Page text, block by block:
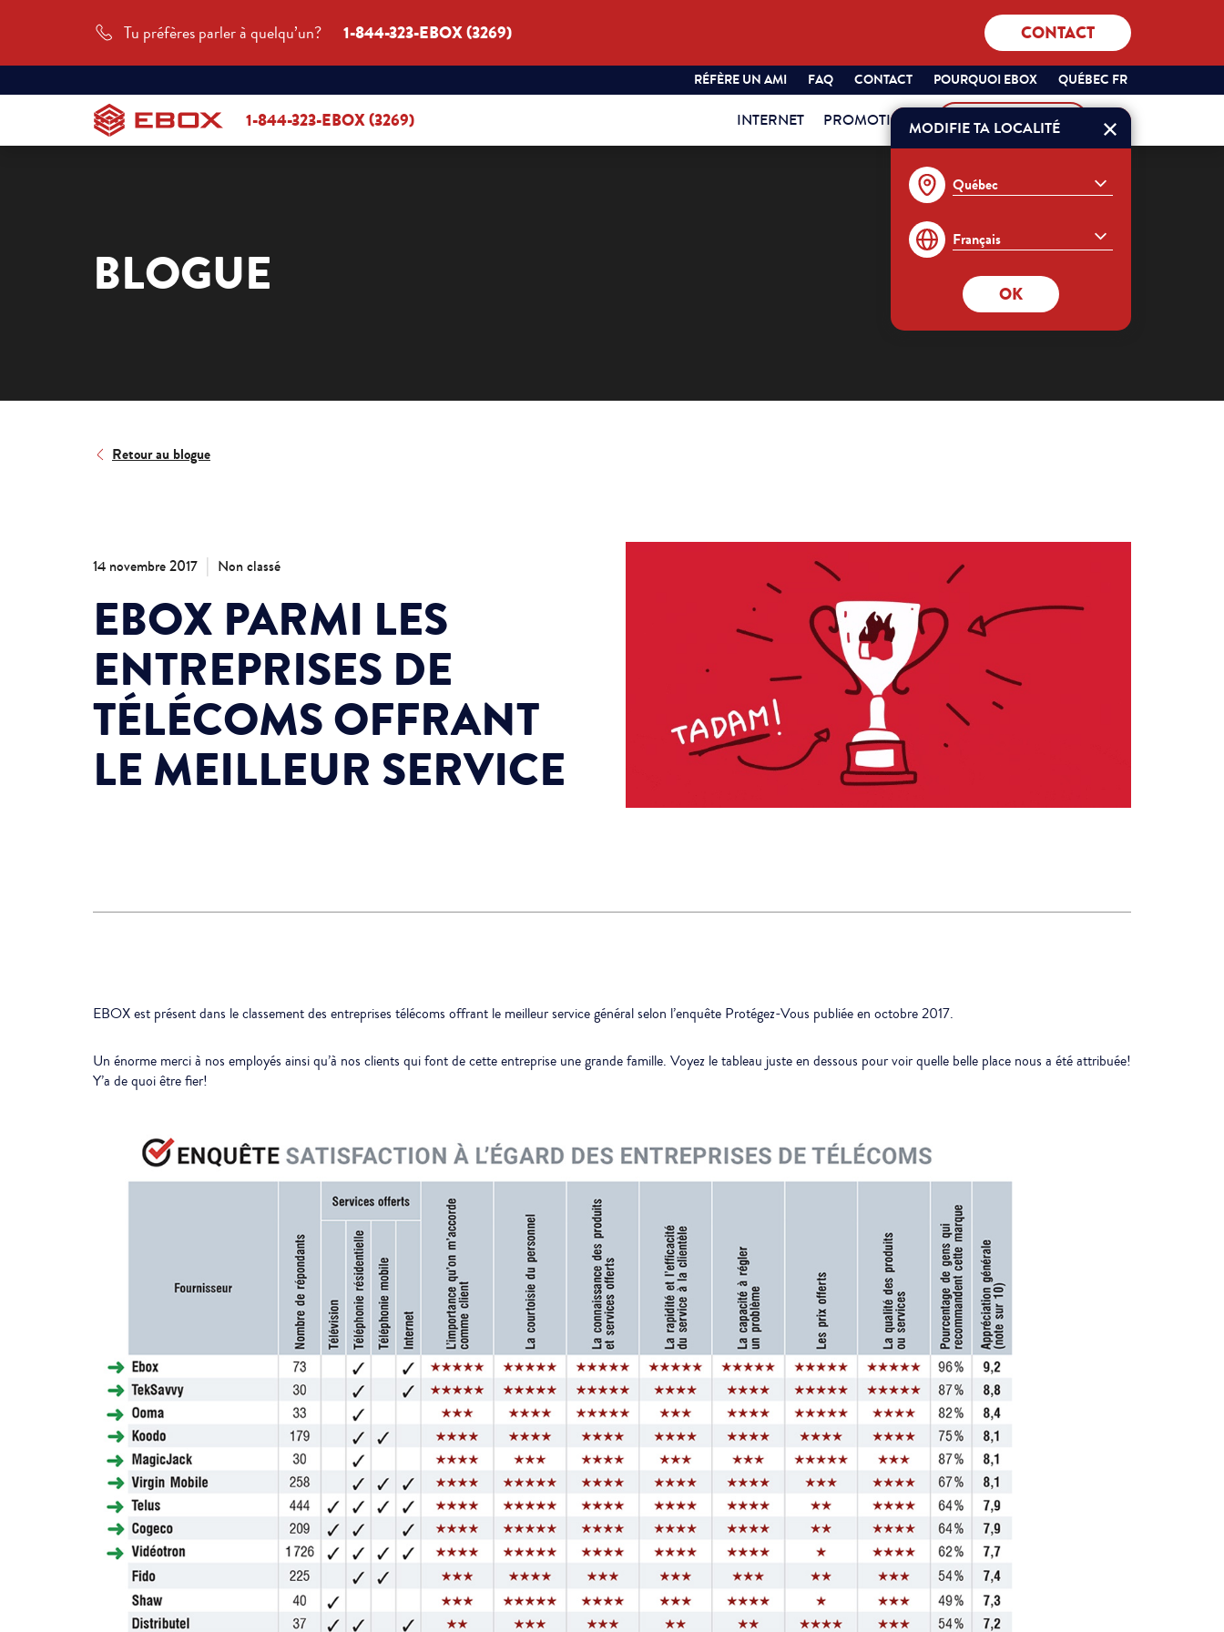
Tu préfères parler à quelqu’un? 1-844-323-EBOX (3269) CONTACT
RÉFÈRE UN AMI FAQ CONTACT POURQUOI EBOX
SÉLECTIONNEZ
VOTRE
PROVINCE
ET
LANGUE
QUÉBEC
FRANÇAIS
QUÉBEC FR
MODIFIE TA LOCALITÉ
OK
1-844-323-EBOX (3269) INTERNET PROMOTIONS MON COMPTE Commander
BLOGUE
Retour au blogue
14 novembre 2017 | Non classé
EBOX PARMI LES
ENTREPRISES DE
TÉLÉCOMS OFFRANT
LE MEILLEUR SERVICE
EBOX est présent dans le classement des entreprises télécoms offrant le meilleur service général selon l’enquête Protégez-Vous publiée en octobre 2017.
Un énorme merci à nos employés ainsi qu’à nos clients qui font de cette entreprise une grande famille. Voyez le tableau juste en dessous pour voir quelle belle place nous a été attribuée!
Y’a de quoi être fier!